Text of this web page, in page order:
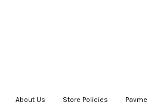
About Us Store Policies